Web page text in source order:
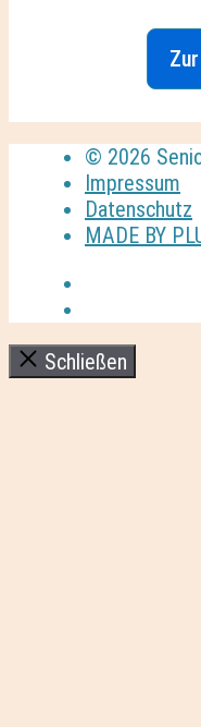
© 2026
Impressum
Datenschutz
MADE BY
Schließen